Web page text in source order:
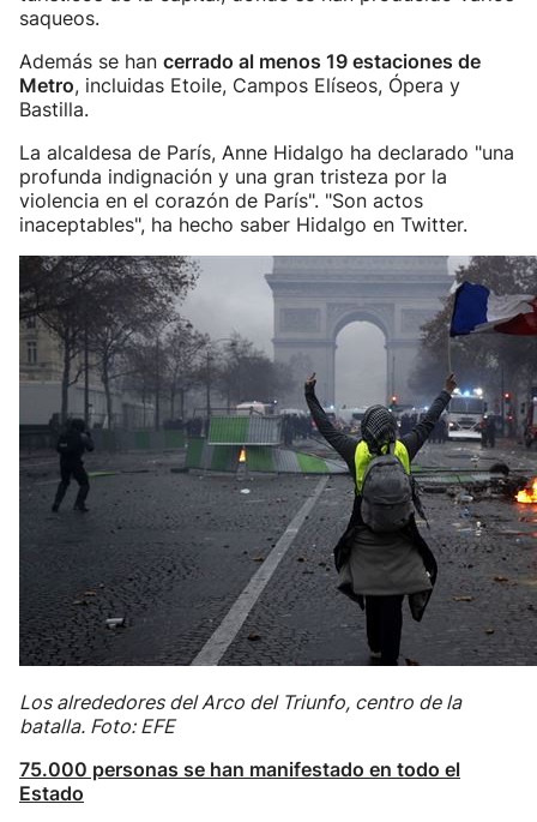
saqueos.
Además se han cerrado al menos 19 estaciones de
Metro, incluidas Etoile, Campos Elíseos, Ópera y
Bastilla.
La alcaldesa de París, Anne Hidalgo ha declarado "una
profunda indignación y una gran tristeza por la
violencia en el corazón de París". "Son actos
inaceptables", ha hecho saber Hidalgo en Twitter.
Los alrededores del Arco del Triunfo, centro de la
batalla. Foto: EFE
75.000 personas se han manifestado en todo el
Estado